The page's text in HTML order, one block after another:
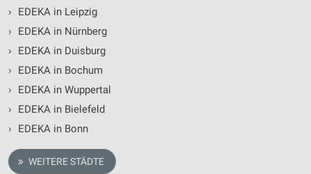
›
EDEKA in Leipzig
›
EDEKA in Nürnberg
›
EDEKA in Duisburg
›
EDEKA in Bochum
›
EDEKA in Wuppertal
›
EDEKA in Bielefeld
›
EDEKA in Bonn
WEITERE STÄDTE